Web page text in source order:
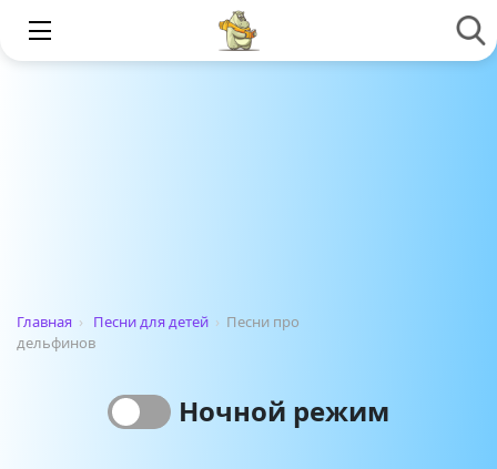
Главная › Песни для детей › Песни про
дельфинов
Ночной режим